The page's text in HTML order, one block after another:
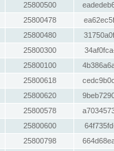
25800500
25800478
25800480
25800300
25800100
25800618
25800620
25800578
25800600
25800798